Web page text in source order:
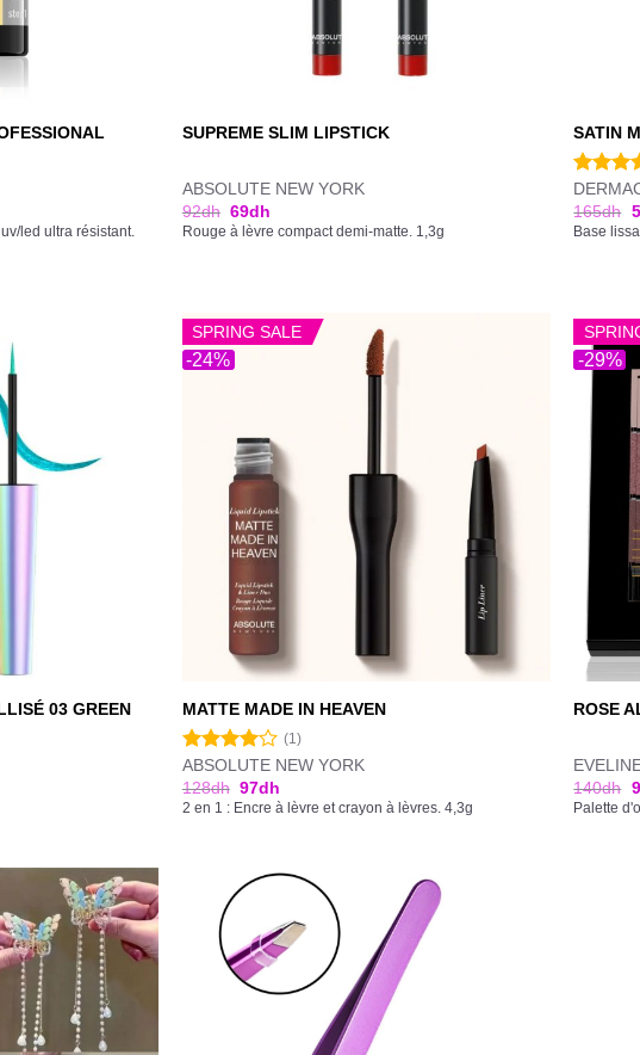
led ultra résistant.
SUPREME SLIM LIPSTICK
ABSOLUTE NEW YORK
92dh 69dh
Rouge à lèvre compact demi-matte. 1,3g
SATIN
Note
4.00sur
5
165dh
Base
03 GREEN
-24%
SPRING SALE
MATTE MADE IN HEAVEN
Note
4.00sur
5
(1)
ABSOLUTE NEW YORK
128dh 97dh
2 en 1 : Encre à lèvre et crayon à lèvres. 4,3g
-29%
ROSE
140dh
Palette